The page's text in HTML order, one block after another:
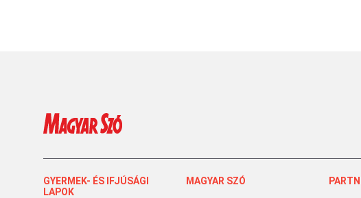
GYERMEK- ÉS IFJÚSÁGI
LAPOK
MAGYAR SZÓ